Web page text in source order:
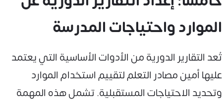
الموارد واحتياجات المدرسة
تُعد التقارير الدورية من الأدوات الأساسية التي يعتمد
عليها أمين مصادر التعلم لتقييم استخدام الموارد
وتحديد الاحتياجات المستقبلية. تشمل هذه المهمة